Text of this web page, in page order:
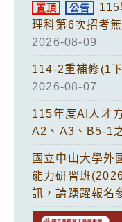
置頂 公告
115
理科第6次招考
2026-08-09
114-2重補修(1
2026-08-07
115年度AI人才
A2、A3、B5-1
國立中山大學外
能力研習班
訊，請踴躍報名